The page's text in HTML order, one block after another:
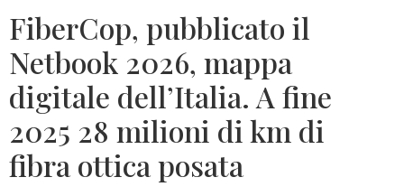
FiberCop, pubblicato il
Netbook 2026, mappa
digitale dell’Italia. A fine
2025 28 milioni di km di
fibra ottica posata